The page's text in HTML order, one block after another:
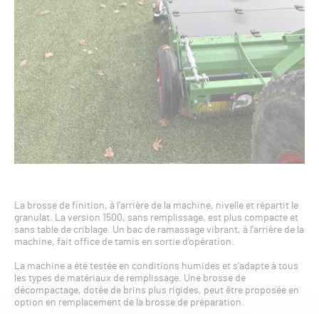
La brosse de finition, à l’arrière de la machine, nivelle et répartit le
granulat. La version 1500, sans remplissage, est plus compacte et
sans table de criblage. Un bac de ramassage vibrant, à l’arrière de la
machine, fait office de tamis en sortie d’opération.
La machine a été testée en conditions humides et s’adapte à tous
les types de matériaux de remplissage. Une brosse de
décompactage, dotée de brins plus rigides, peut être proposée en
option en remplacement de la brosse de préparation.